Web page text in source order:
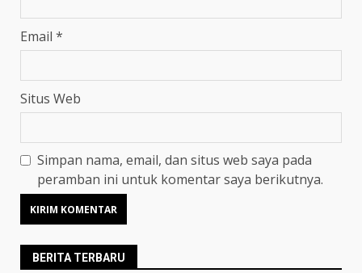
Email *
Situs Web
Simpan nama, email, dan situs web saya pada
peramban ini untuk komentar saya berikutnya.
BERITA TERBARU